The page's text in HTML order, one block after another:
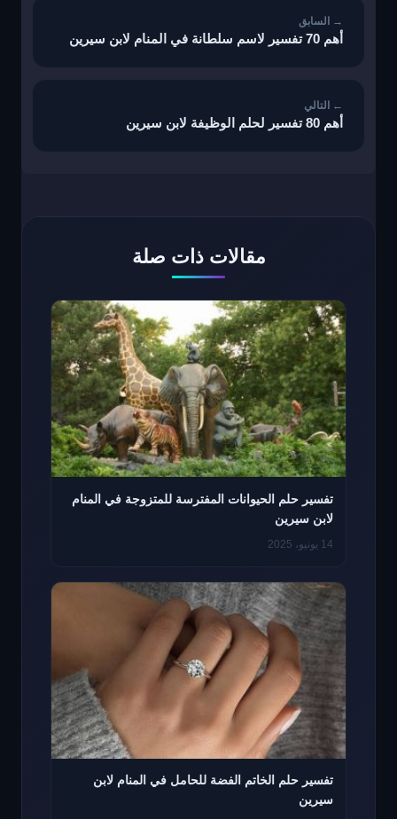
أهم 70 تفسير لاسم سلطانة في المنام لابن سيرين
أهم 80 تفسير لحلم الوظيفة لابن سيرين
مقالات ذات صلة
تفسير حلم الحيوانات المفترسة للمتزوجة في المنام
لابن سيرين
14 يونيو، 2025
تفسير حلم الخاتم الفضة للحامل في المنام لابن
سيرين